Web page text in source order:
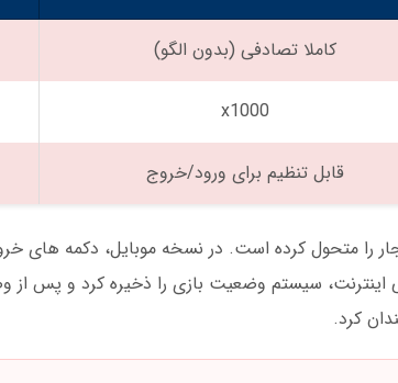
کاملا تصادفی (بدون الگو)
x1000
قابل تنظیم برای ورود/خروج
را متحول کرده است. در نسخه موبایل، دکمه های
سیستم وضعیت بازی را ذخیره کرد و پس از
کرد.